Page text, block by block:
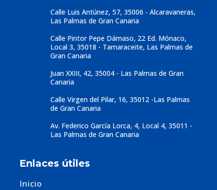
Calle Luis Antúnez, 57, 35006 - Alcaravaneras,
Las Palmas de Gran Canaria
Calle Pintor Pepe Dámaso, 22 Ed. Mónaco,
Local 3, 35018 - Tamaraceite, Las Palmas de
Gran Canaria
Juan XXIII, 42, 35004 - Las Palmas de Gran
Canaria
Calle Virgen del Pilar, 16, 35012 -Las Palmas
de Gran Canaria
Av. Federico García Lorca, 4, Local 4, 35011 -
Las Palmas de Gran Canaria
Enlaces útiles
Inicio